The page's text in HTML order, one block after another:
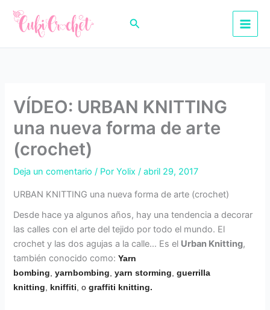
contenido
Buscar
VÍDEO: URBAN KNITTING
una nueva forma de arte
(crochet)
Deja un comentario / PorYolix/abril 29, 2017
URBAN KNITTING una nueva forma de arte (crochet)
Desde hace ya algunos años, hay una tendencia a decorar
las calles con el arte del tejido por todo el mundo. El
crochet y las dos agujas a la calle… Es el Urban Knitting,
también conocido como:Yarn
bombing ,yarnbombing ,yarn storming ,guerrilla
knitting
kniffiti ,ograffiti knitting.